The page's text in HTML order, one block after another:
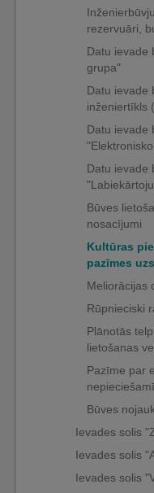
rezervuāri,
Datu ievade
grupa"
Datu ievade
inženiertīkls
Datu ievade
Datu ievade
Būves
nosacījumi
Kultūras
pazīmes
Meliorācijas
Rūpnieciski
Plānotās
lietošanas
Pazīme par
Būves
Ievades solis
Ievades solis
Ievades solis